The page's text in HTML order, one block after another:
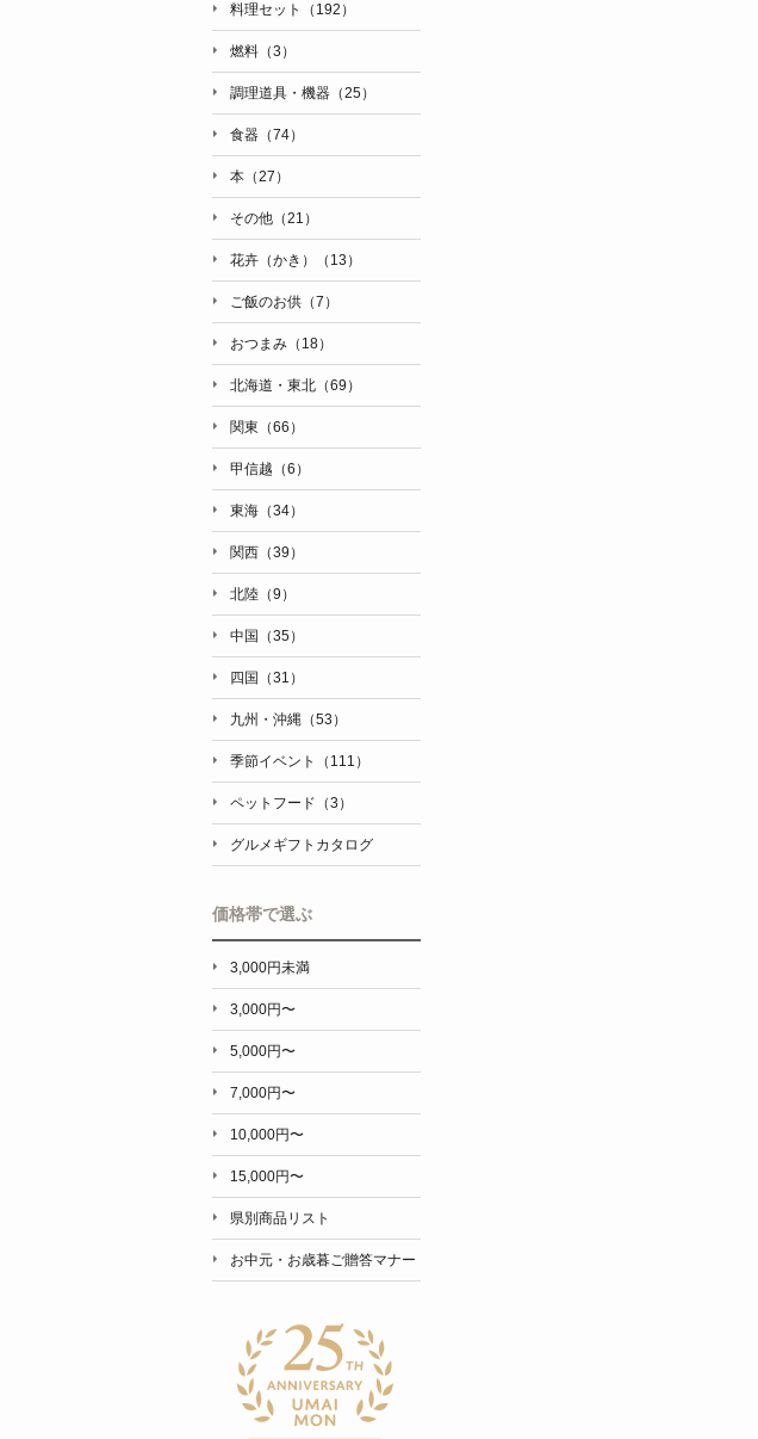
料理セット（192）
燃料（3）
調理道具・機器（25）
食器（74）
本（27）
その他（21）
花卉（かき）（13）
ご飯のお供（7）
おつまみ（18）
北海道・東北（69）
関東（66）
甲信越（6）
東海（34）
関西（39）
北陸（9）
中国（35）
四国（31）
九州・沖縄（53）
季節イベント（111）
ペットフード（3）
グルメギフトカタログ
価格帯で選ぶ
3,000円未満
3,000円〜
5,000円〜
7,000円〜
10,000円〜
15,000円〜
県別商品リスト
お中元・お歳暮ご贈答マナー